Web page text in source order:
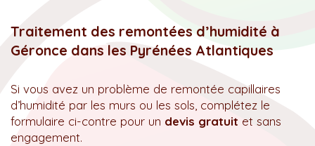
Traitement des remontées d’humidité à
Géronce dans les Pyrénées Atlantiques
Si vous avez un problème de remontée capillaires
d’humidité par les murs ou les sols, complétez le
formulaire ci-contre pour un devis gratuit et sans
engagement.